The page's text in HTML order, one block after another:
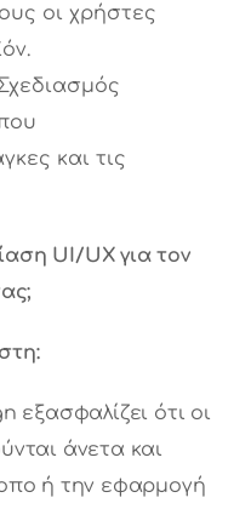
οι χρήστες
και τις
UI /UXγια τον
εξασφαλίζει ότι οι
άνετα και
ή την εφαρμογή